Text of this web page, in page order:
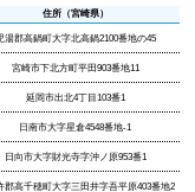
住所（宮崎県）
湯郡高鍋町大字北高鍋2100番地の45
宮崎市下北方町平田903番地11
延岡市出北4丁目103番1
日南市大字星倉4548番地-1
日向市大字財光寺字沖ノ原953番1
郡高千穂町大字三田井字吾平原403番地2